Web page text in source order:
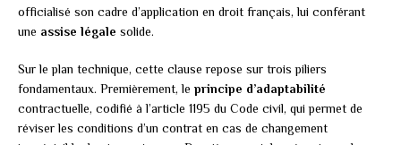
officialisé son cadre d’application en droit français, lui conférant
une assise légale solide.
Sur le plan technique, cette clause repose sur trois piliers
fondamentaux. Premièrement, le principe d’adaptabilité
contractuelle, codifié à l’article 1195 du Code civil, qui permet de
réviser les conditions d’un contrat en cas de changement